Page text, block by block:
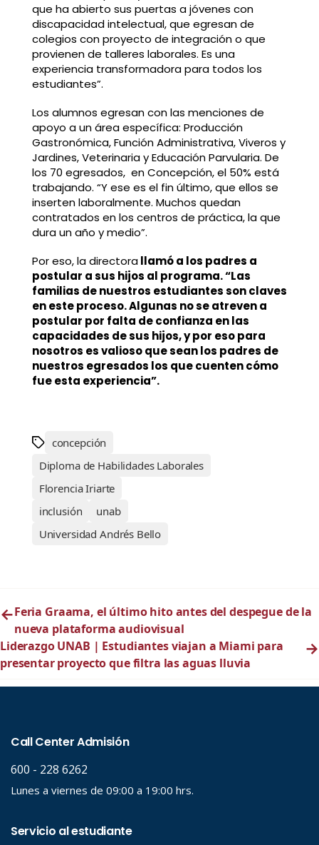
que ha abierto sus puertas a jóvenes con
discapacidad intelectual, que egresan de
colegios con proyecto de integración o que
provienen de talleres laborales. Es una
experiencia transformadora para todos los
estudiantes”.
Los alumnos egresan con las menciones de
apoyo a un área específica: Producción
Gastronómica, Función Administrativa, Viveros y
Jardines, Veterinaria y Educación Parvularia. De
los 70 egresados, en Concepción, el 50% está
trabajando. “Y ese es el fin último, que ellos se
inserten laboralmente. Muchos quedan
contratados en los centros de práctica, la que
dura un año y medio”.
Por eso, la directorallamó a los padres a
postular a sus hijos al programa. “Las
familias de nuestros estudiantes son claves
en este proceso. Algunas no se atreven a
postular por falta de confianza en las
capacidades de sus hijos, y por eso para
nosotros es valioso que sean los padres de
nuestros egresados los que cuenten cómo
fue esta experiencia”.
concepción
Diploma de Habilidades Laborales
Florencia Iriarte
inclusión
unab
Universidad Andrés Bello
←Feria Graama, el último hito antes del despegue de la
nueva plataforma audiovisual
Liderazgo UNAB | Estudiantes viajan a Miami para
presentar proyecto que filtra las aguas lluvia
→